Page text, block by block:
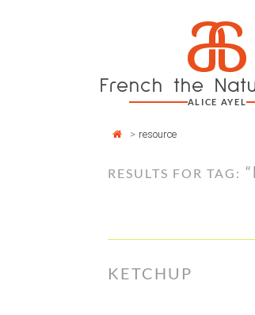
a
French the
ALICE AYEL
> resource
RESULTS FOR TAG: “
KETCHUP